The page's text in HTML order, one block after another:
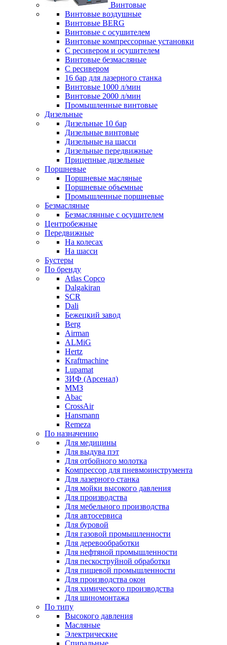
Винтовые
Винтовые воздушные
Винтовые BERG
Винтовые с осушителем
Винтовые компрессорные установки
C ресивером и осушителем
Винтовые безмасляные
C ресивером
16 бар для лазерного станка
Винтовые 1000 л/мин
Винтовые 2000 л/мин
Промышленные винтовые
Дизельные
Дизельные 10 бар
Дизельные винтовые
Дизельные на шасси
Дизельные передвижные
Прицепные дизельные
Поршневые
Поршневые масляные
Поршневые объемные
Промышленные поршневые
Безмасляные
Безмаслянные с осушителем
Центробежные
Передвижные
На колесах
На шасси
Бустеры
По бренду
Atlas Copco
Dalgakiran
SCR
Dali
Бежецкий завод
Berg
Airman
ALMiG
Hertz
Kraftmachine
Lupamat
ЗИФ (Арсенал)
ММЗ
Abac
CrossAir
Hansmann
Remeza
По назначению
Для медицины
Для выдува пэт
Для отбойного молотка
Компрессор для пневмоинструмента
Для лазерного станка
Для мойки высокого давления
Для производства
Для мебельного производства
Для автосервиса
Для буровой
Для газовой промышленности
Для деревообработки
Для нефтяной промышленности
Для пескоструйной обработки
Для пищевой промышленности
Для производства окон
Для химического производства
Для шиномонтажа
По типу
Высокого давления
Масляные
Электрические
Спиральные